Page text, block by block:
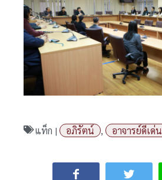
แท็ก | อภิรัตน์ , อาจารย์ดีเด่น